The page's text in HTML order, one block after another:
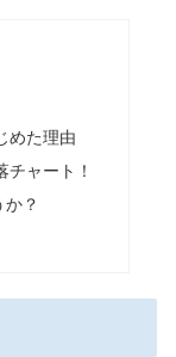
めた理由
ャート！
？